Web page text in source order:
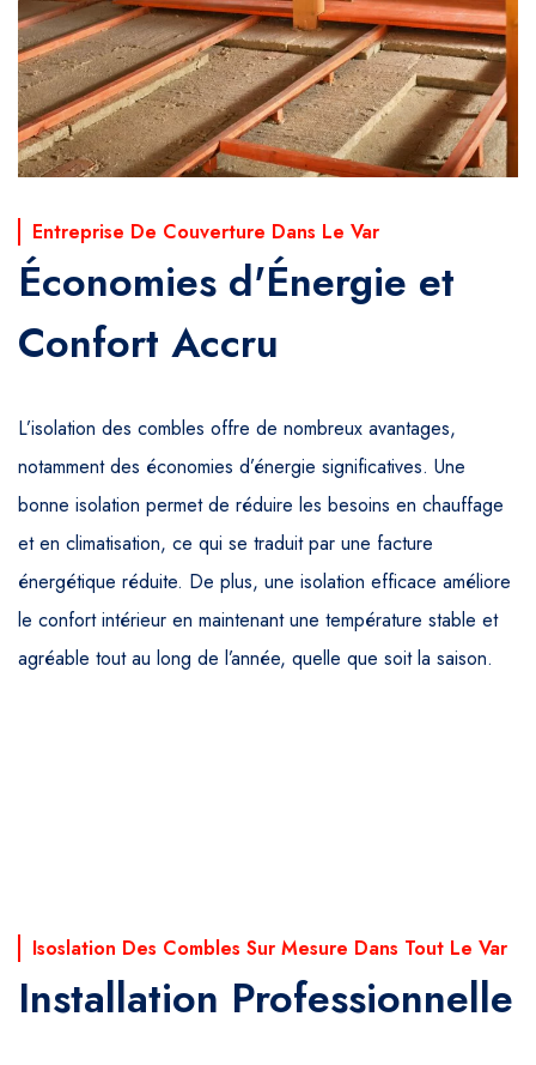
Entreprise De Couverture Dans Le Var
Économies d'Énergie et
Confort Accru
L’isolation des combles offre de nombreux avantages,
notamment des économies d’énergie significatives. Une
bonne isolation permet de réduire les besoins en chauffage
et en climatisation, ce qui se traduit par une facture
énergétique réduite. De plus, une isolation efficace améliore
le confort intérieur en maintenant une température stable et
agréable tout au long de l’année, quelle que soit la saison.
Isoslation Des Combles Sur Mesure Dans Tout Le Var
Installation Professionnelle